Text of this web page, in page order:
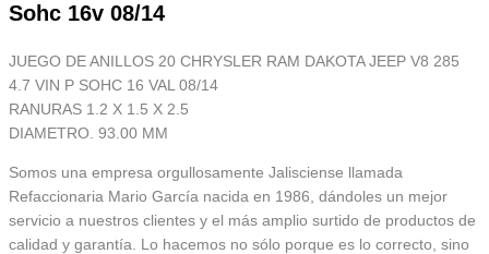
Sohc 16v 08/14
JUEGO DE ANILLOS 20 CHRYSLER RAM DAKOTA JEEP V8 285
4.7 VIN P SOHC 16 VAL 08/14
RANURAS 1.2 X 1.5 X 2.5
DIAMETRO. 93.00 MM
Somos una empresa orgullosamente Jalisciense llamada
Refaccionaria Mario García nacida en 1986, dándoles un mejor
servicio a nuestros clientes y el más amplio surtido de productos de
calidad y garantía. Lo hacemos no sólo porque es lo correcto, sino